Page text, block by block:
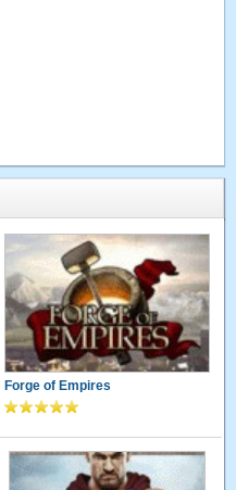
Forge of Empires